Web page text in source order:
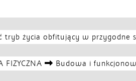
tryb życia obfitujący w przygodne
FIZYCZNA Budowa i